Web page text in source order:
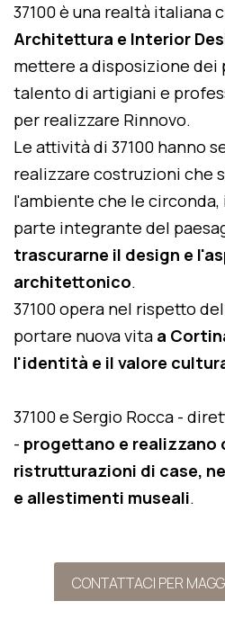
37100 è una realtà italiana
Architettura e Interior
mettere a disposizione
talento di artigiani e
per realizzare Rinnovo.
Le attività di 37100 hanno
realizzare costruzioni che
l'ambiente che le circonda,
parte integrante del
trascurarne il design e
architettonico.
37100 opera nel rispetto
portare nuova vita a
l'identità e il valore
37100 e Sergio Rocca -
- progettano e
ristrutturazioni di case,
e allestimenti museali.
CONTATTACI PER